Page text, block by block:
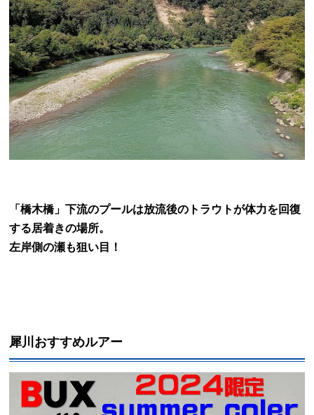
「橋木橋」下流のプールは放流後のトラウトが体力を回復
する居着きの場所。
左岸側の瀬も狙い目！
犀川おすすめルアー